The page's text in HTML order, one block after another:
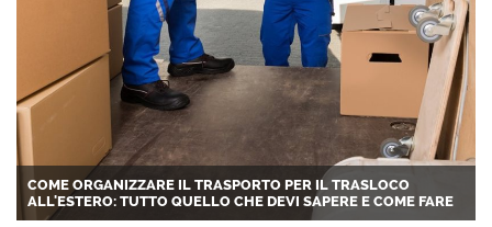
COME ORGANIZZARE IL TRASPORTO PER IL TRASLOCO
ALL'ESTERO: TUTTO QUELLO CHE DEVI SAPERE E COME FARE